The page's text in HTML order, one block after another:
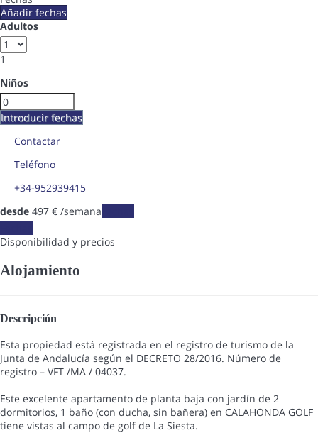
Añadir fechas
Adultos
1
Niños
Introducir fechas
Contactar
Teléfono
+34-952939415
desde 497 € /semana
Disponibilidad y precios
Alojamiento
Descripción
Esta propiedad está registrada en el registro de turismo de la
Junta de Andalucía según el DECRETO 28/2016. Número de
registro – VFT /MA / 04037.
Este excelente apartamento de planta baja con jardín de 2
dormitorios, 1 baño (con ducha, sin bañera) en CALAHONDA GOLF
tiene vistas al campo de golf de La Siesta.